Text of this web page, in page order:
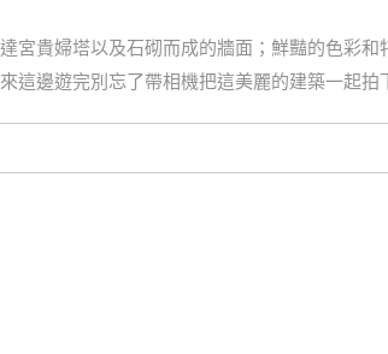
宮貴婦塔以及石砌而成的牆面；鮮豔的色彩
這邊遊完別忘了帶相機把這美麗的建築一起拍